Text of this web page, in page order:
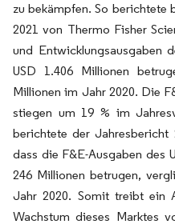
zu bekämpfen. So berichtete
2021 von Thermo Fisher
und Entwicklungsausgaben
USD 1.406 Millionen
Millionen im Jahr 2020. Die
stiegen um 19 % im
berichtete der Jahresbericht
dass die F&E-Ausgaben des
246 Millionen betrugen,
Jahr 2020. Somit treibt ein
Wachstum dieses Marktes